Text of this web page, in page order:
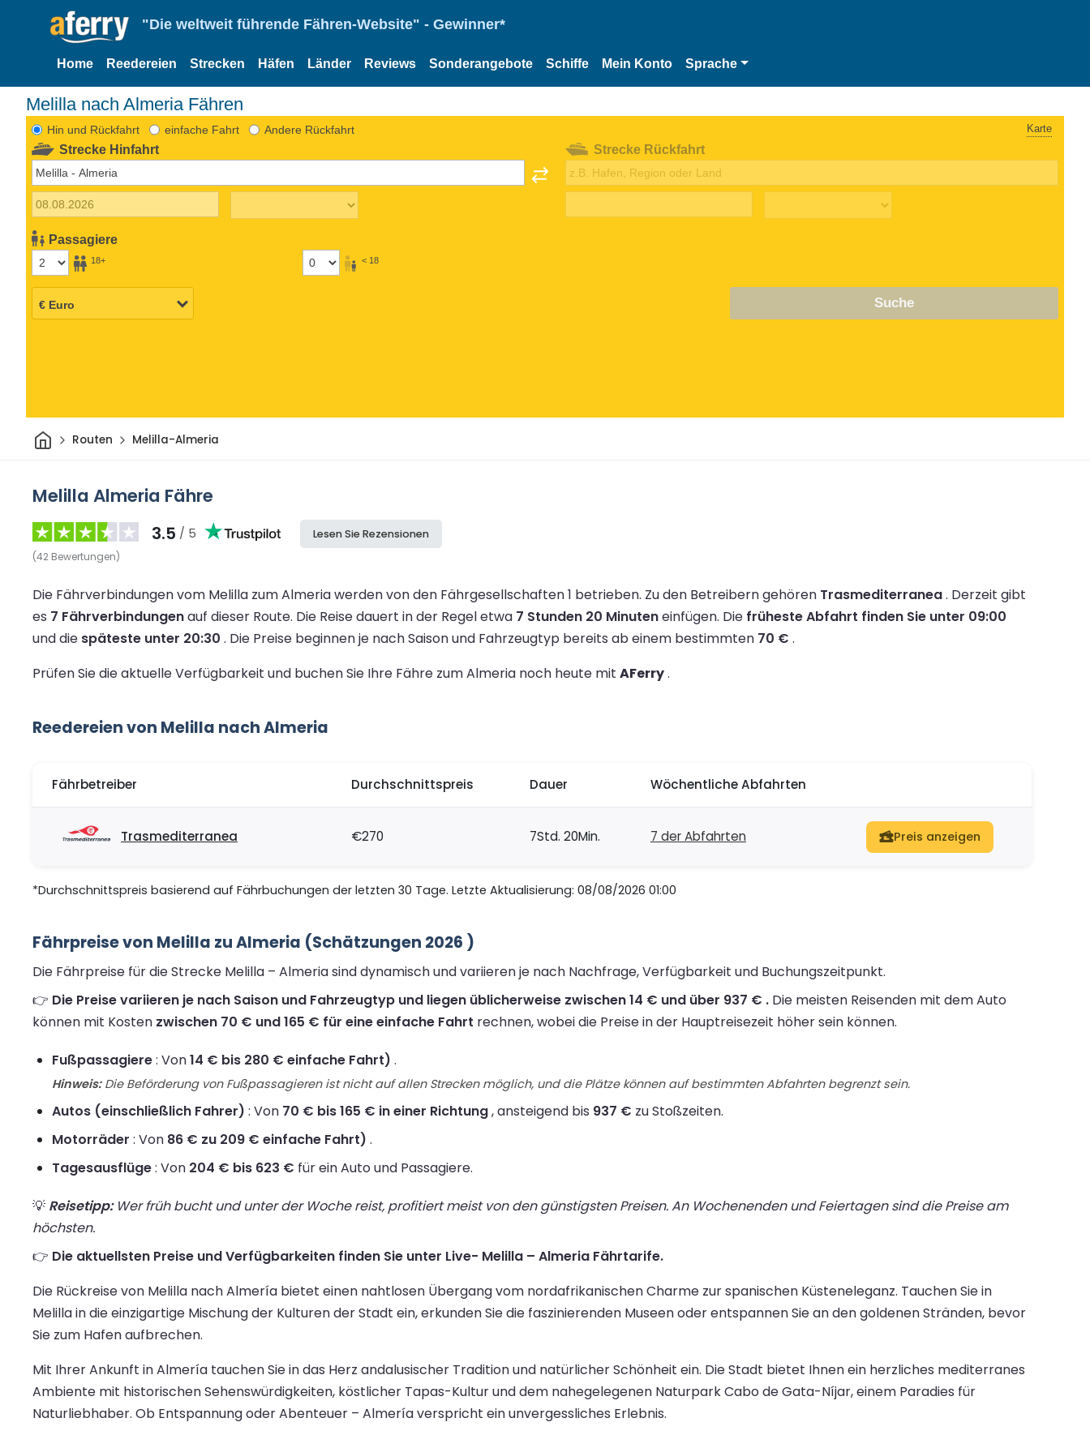
"Die weltweit führende Fähren-Website" - Gewinner*
Home Reedereien Strecken Häfen Länder Reviews Sonderangebote Schiffe Mein Konto Sprache
Melilla nach Almeria Fähren
Hin und Rückfahrt einfache Fahrt Andere Rückfahrt Karte
Strecke Hinfahrt
Passagiere
18+ < 18
Strecke Rückfahrt
Suche
HeimRouten Melilla-Almeria
Melilla Almeria Fähre
3.5 / 5
(42 Bewertungen)
Lesen Sie Rezensionen
Die Fährverbindungen vom Melilla zum Almeria werden von den Fährgesellschaften 1 betrieben. Zu den Betreibern gehören Trasmediterranea. Derzeit gibt
es 7 Fährverbindungenauf dieser Route. Die Reise dauert in der Regel etwa 7 Stunden 20 Minuteneinfügen. Die früheste Abfahrt finden Sie unter 09:00
und die späteste unter 20:30 . Die Preise beginnen je nach Saison und Fahrzeugtyp bereits ab einem bestimmten 70 € .
Prüfen Sie die aktuelle Verfügbarkeit und buchen Sie Ihre Fähre zum Almeria noch heute mit AFerry.
Reedereien von Melilla nach Almeria
Fährbetreiber Durchschnittspreis Dauer Wöchentliche Abfahrten
Trasmediterranea €270 7Std. 20Min. 7 der Abfahrten Preis anzeigen
*Durchschnittspreis basierend auf Fährbuchungen der letzten 30 Tage. Letzte Aktualisierung: 08/08/2026 01:00
Fährpreise von Melilla zu Almeria (Schätzungen 2026 )
Die Fährpreise für die Strecke Melilla – Almeria sind dynamisch und variieren je nach Nachfrage, Verfügbarkeit und Buchungszeitpunkt.
👉 Die Preise variieren je nach Saison und Fahrzeugtyp und liegen üblicherweise zwischen 14 € und über 937 € . Die meisten Reisenden mit dem Auto
können mit Kosten zwischen 70 € und 165 € für eine einfache Fahrt rechnen, wobei die Preise in der Hauptreisezeit höher sein können.
Fußpassagiere: Von14 € bis 280 € einfache Fahrt) .
Hinweis:Die Beförderung von Fußpassagieren ist nicht auf allen Strecken möglich, und die Plätze können auf bestimmten Abfahrten begrenzt sein.
Autos (einschließlich Fahrer) : Von 70 € bis 165 € in einer Richtung, ansteigend bis 937 € zu Stoßzeiten.
Motorräder : Von 86 € zu 209 € einfache Fahrt) .
Tagesausflüge: Von 204 € bis 623 € für ein Auto und Passagiere.
💡 Reisetipp:Wer früh bucht und unter der Woche reist, profitiert meist von den günstigsten Preisen. An Wochenenden und Feiertagen sind die Preise am
höchsten.
👉 Die aktuellsten Preise und Verfügbarkeiten finden Sie unter Live- Melilla – Almeria Fährtarife.
Die Rückreise von Melilla nach Almería bietet einen nahtlosen Übergang vom nordafrikanischen Charme zur spanischen Küsteneleganz. Tauchen Sie in
Melilla in die einzigartige Mischung der Kulturen der Stadt ein, erkunden Sie die faszinierenden Museen oder entspannen Sie an den goldenen Stränden, bevor
Sie zum Hafen aufbrechen.
Mit Ihrer Ankunft in Almería tauchen Sie in das Herz andalusischer Tradition und natürlicher Schönheit ein. Die Stadt bietet Ihnen ein herzliches mediterranes
Ambiente mit historischen Sehenswürdigkeiten, köstlicher Tapas-Kultur und dem nahegelegenen Naturpark Cabo de Gata-Níjar, einem Paradies für
Naturliebhaber. Ob Entspannung oder Abenteuer – Almería verspricht ein unvergessliches Erlebnis.